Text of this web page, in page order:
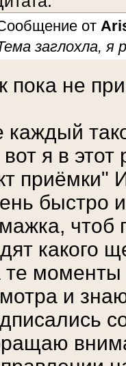
от
заглохла,
пока не
каждый
вот я в
приёмки"
быстро
чтоб
какого
те моменты
и